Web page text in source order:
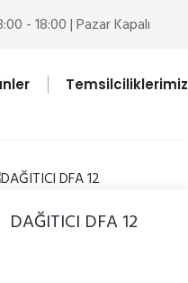
- 18:00 | Pazar Kapalı
Temsilciliklerimiz
DAĞITICI DFA 12